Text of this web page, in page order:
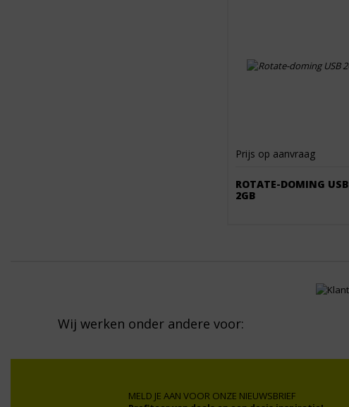
Prijs op aanvraag
ROTATE-DOMING USB
2GB
Wij werken onder andere voor:
MELD JE AAN VOOR ONZE NIEUWSBRIEF